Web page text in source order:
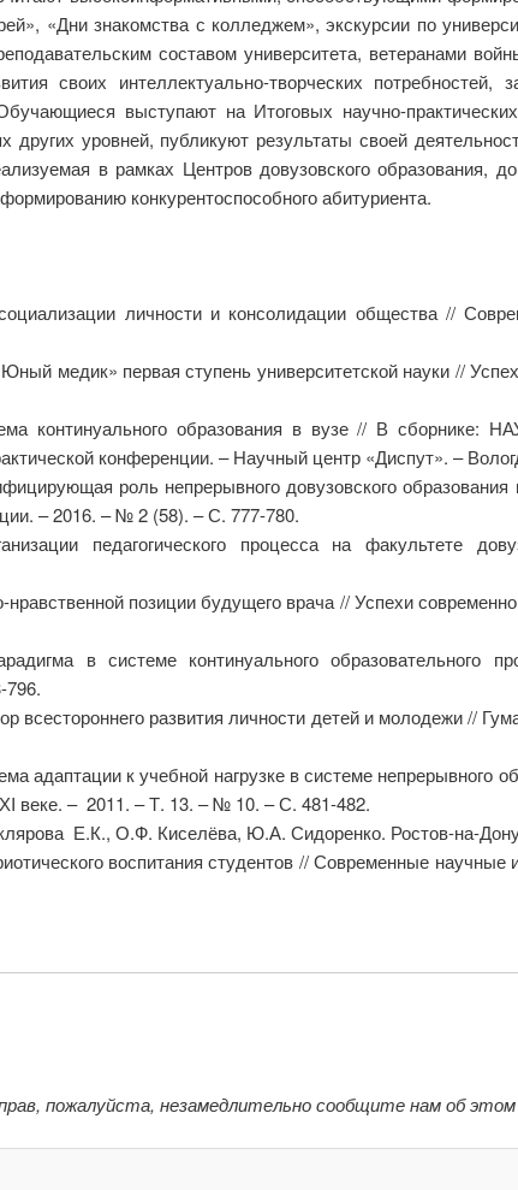
«Дни знакомства с колледжем», экскурсии по
составом университета, ветеранами
своих интеллектуально-творческих
выступают на Итоговых научно-
уровней, публикуют результаты своей
в рамках Центров довузовского
конкурентоспособного абитуриента.
личности и консолидации общества //
медик» первая ступень университетской науки //
континуального образования в вузе // В
конференции. – Научный центр «Диспут». –
роль непрерывного довузовского
– 2016. – № 2 (58). – С. 777-780.
педагогического процесса на факультете
позиции будущего врача // Успехи
в системе континуального образовательного
всестороннего развития личности детей и молодежи //
к учебной нагрузке в системе непрерывного
веке. – 2011. – Т. 13. – № 10. – С. 481-482.
Е.К., О.Ф. Киселёва, Ю.А. Сидоренко. Ростов-на-
воспитания студентов // Современные научные
пожалуйста, незамедлительно сообщите нам об